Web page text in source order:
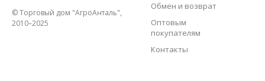
© Торговый дом "АгроАнталь",
2010–2025
Обмен и возврат
Оптовым
покупателям
Контакты